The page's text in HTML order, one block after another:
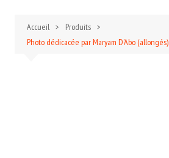
Accueil
Produits
Photo dédicacée par Maryam D’Abo (allongés)